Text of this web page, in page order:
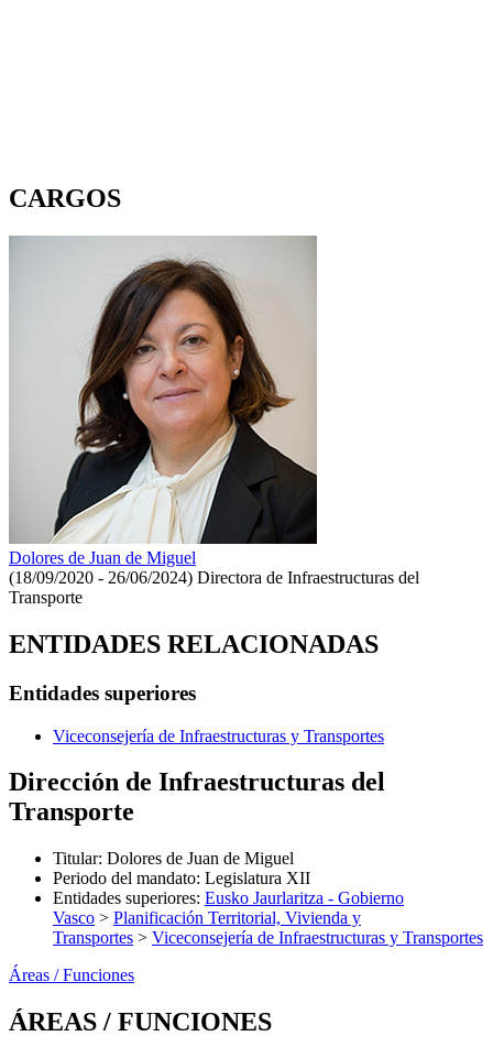
CARGOS
Dolores de Juan de Miguel
(18/09/2020 - 26/06/2024) Directora de Infraestructuras del
Transporte
ENTIDADES RELACIONADAS
Entidades superiores
Viceconsejería de Infraestructuras y Transportes
Dirección de Infraestructuras del
Transporte
Titular: Dolores de Juan de Miguel
Periodo del mandato: Legislatura XII
Entidades superiores: Eusko Jaurlaritza - Gobierno
Vasco > Planificación Territorial, Vivienda y
Transportes > Viceconsejería de Infraestructuras y Transportes
Áreas / Funciones
ÁREAS / FUNCIONES